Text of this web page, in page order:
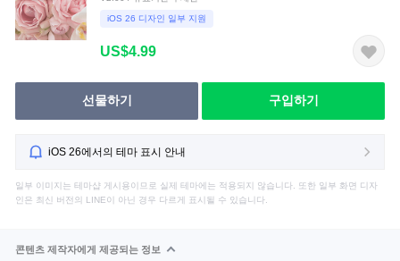
iOS 26 디자인 일부 지원
US$4.99
선물하기 구입하기
iOS 26에서의 테마 표시 안내
일부 이미지는 테마샵 게시용이므로 실제 테마에는 적용되지 않습니다. 또한 일부 화면 디자
인은 최신 버전의 LINE이 아닌 경우 다르게 표시될 수 있습니다.
콘텐츠 제작자에게 제공되는 정보